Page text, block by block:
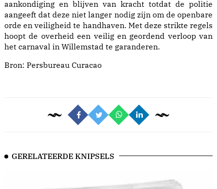
aankondiging en blijven van kracht totdat de politie
aangeeft dat deze niet langer nodig zijn om de openbare
orde en veiligheid te handhaven. Met deze strikte regels
hoopt de overheid een veilig en geordend verloop van
het carnaval in Willemstad te garanderen.
Bron: Persbureau Curacao
GERELATEERDE KNIPSELS